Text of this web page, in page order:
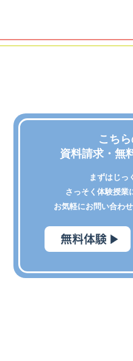
こち
資料請求・無
まずはじっ
さっそく体験授業
お気軽にお問い合わ